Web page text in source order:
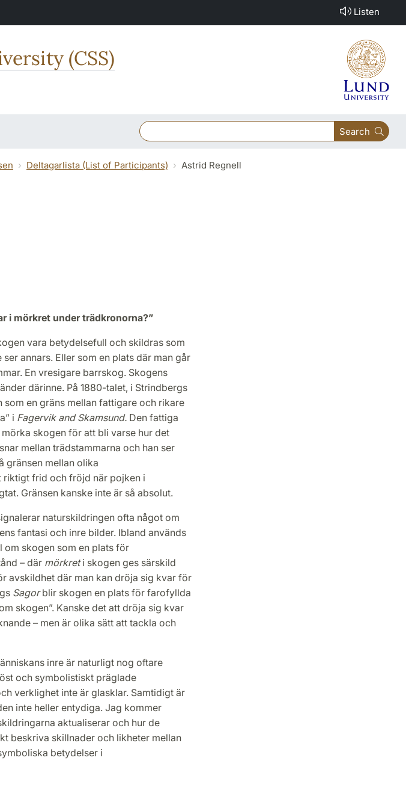
Listen
(CSS)
Search
Deltagarlista (List of Participants) Astrid Regnell
i mörkret under trädkronorna?”
vara betydelsefull och skildras som
annars. Eller som en plats där man går
En vresigare barrskog. Skogens
därinne. På 1880-talet, i Strindbergs
en gräns mellan fattigare och rikare
i Fagervik and Skamsund.Den fattiga
skogen för att bli varse hur det
mellan trädstammarna och han ser
gränsen mellan olika
riktigt frid och fröjd när pojken i
Gränsen kanske inte är så absolut.
naturskildringen ofta något om
fantasi och inre bilder. Ibland används
om skogen som en plats för
– där mörkreti skogen ges särskild
avskildhet där man kan dröja sig kvar för
Sagorblir skogen en plats för farofyllda
skogen”. Kanske det att dröja sig kvar
– men är olika sätt att tackla och
inre är naturligt nog oftare
och symbolistiskt präglade
verklighet inte är glasklar. Samtidigt är
inte heller entydiga. Jag kommer
aktualiserar och hur de
beskriva skillnader och likheter mellan
betydelser i